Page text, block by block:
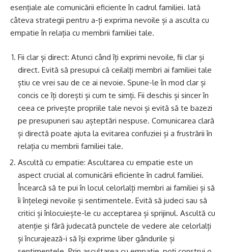
esențiale ale comunicării eficiente în cadrul familiei. Iată
câteva strategii pentru a-ți exprima nevoile și a asculta cu
empatie în relația cu membrii familiei tale.
Fii clar și direct: Atunci când îți exprimi nevoile, fii clar și
direct. Evită să presupui că ceilalți membri ai familiei tale
știu ce vrei sau de ce ai nevoie. Spune-le în mod clar și
concis ce îți dorești și cum te simți. Fii deschis și sincer în
ceea ce privește propriile tale nevoi și evită să te bazezi
pe presupuneri sau așteptări nespuse. Comunicarea clară
și directă poate ajuta la evitarea confuziei și a frustrării în
relația cu membrii familiei tale.
Ascultă cu empatie: Ascultarea cu empatie este un
aspect crucial al comunicării eficiente în cadrul familiei.
Încearcă să te pui în locul celorlalți membri ai familiei și să
îi înțelegi nevoile și sentimentele. Evită să judeci sau să
critici și înlocuiește-le cu acceptarea și sprijinul. Ascultă cu
atenție și fără judecată punctele de vedere ale celorlalți
și încurajează-i să își exprime liber gândurile și